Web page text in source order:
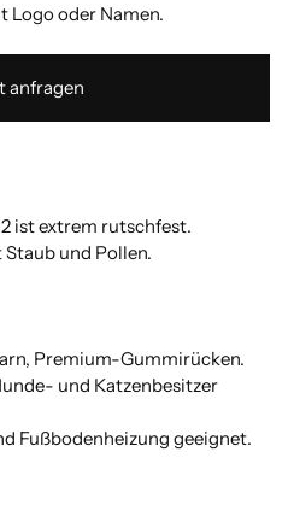
Logo oder Namen.
anfragen
ist extrem rutschfest.
und Pollen.
Premium-Gummirücken.
und Katzenbesitzer
Fußbodenheizung geeignet.